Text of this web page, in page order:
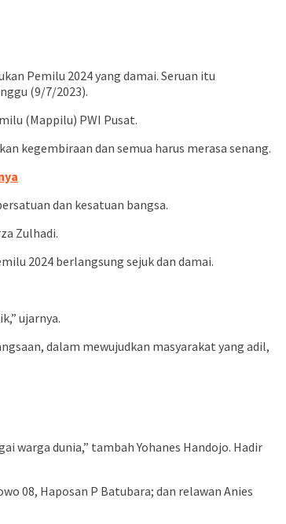
Pemilu 2024 yang damai. Seruan itu
(9/7/2023).
(Mappilu) PWI Pusat.
kegembiraan dan semua harus merasa senang.
dan kesatuan bangsa.
Zulhadi.
2024 berlangsung sejuk dan damai.
ujarnya.
dalam mewujudkan masyarakat yang adil,
warga dunia,” tambah Yohanes Handojo. Hadir
08, Haposan P Batubara; dan relawan Anies